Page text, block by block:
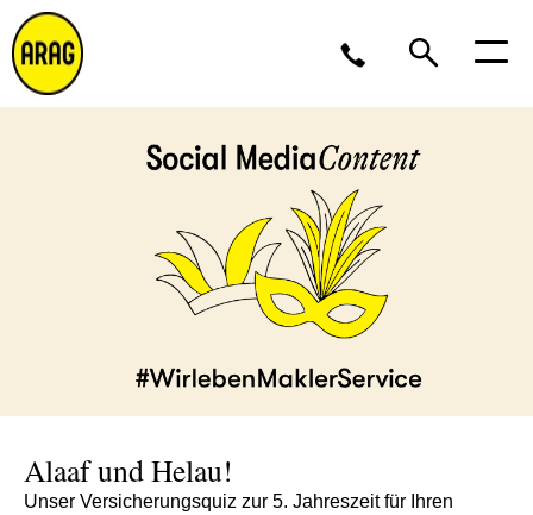
Montag - Donnerstag 09 - 17 Uhr<br />Freitag 9 - 16
0211 963-4545
Partner werden?
Alaaf und Helau!
Unser Versicherungsquiz zur 5. Jahreszeit für Ihren